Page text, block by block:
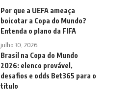
Por que a UEFA ameaça
boicotar a Copa do Mundo?
Entenda o plano da FIFA
julho 30, 2026
Brasil na Copa do Mundo
2026: elenco provável,
desafios e odds Bet365 para o
título